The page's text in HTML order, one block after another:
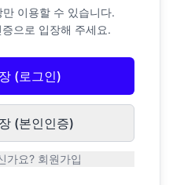
이용할 수 있습니다.
으로 입장해 주세요.
(로그인)
(본인인증)
가요? 회원가입